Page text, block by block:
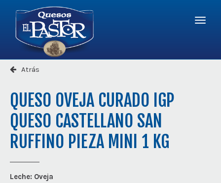
Pastor
Menú
Atrás
QUESO OVEJA CURADO IGP
QUESO CASTELLANO SAN
RUFFINO PIEZA MINI 1 KG
Leche: Oveja